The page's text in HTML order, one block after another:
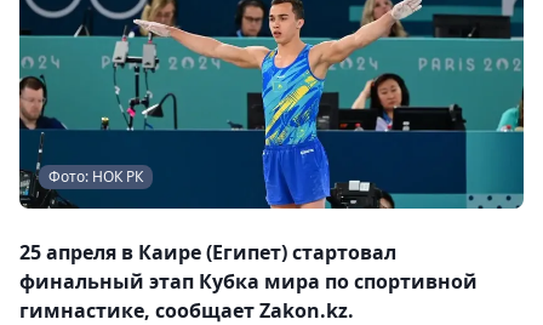
Фото: НОК РК
25 апреля в Каире (Египет) стартовал
финальный этап Кубка мира по спортивной
гимнастике, сообщает Zakon.kz.